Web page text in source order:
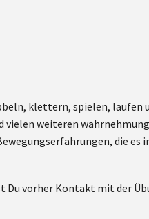
klettern, spielen, laufen
weiteren
die es
Du vorher Kontakt mit der